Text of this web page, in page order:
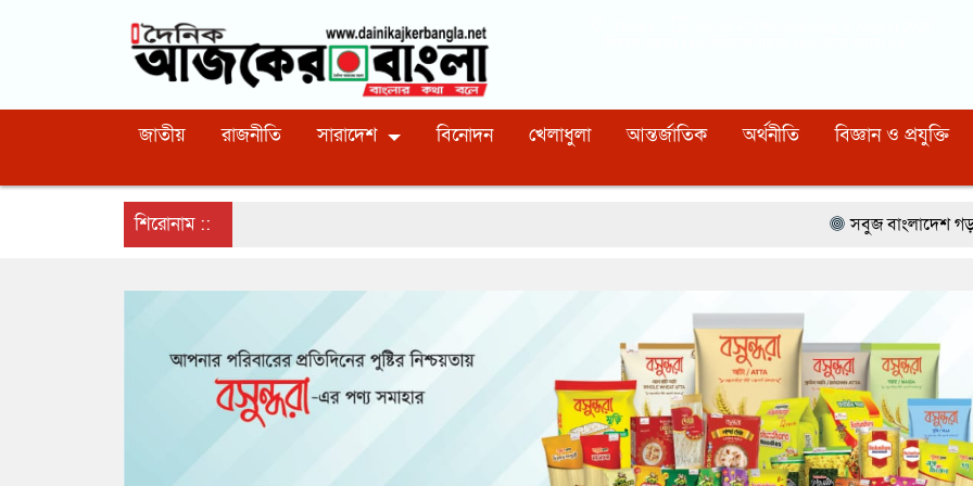
জাতীয় রাজনীতি সারাদেশ বিনোদন খেলাধুলা আন্তর্জাতিক অর্থনীতি বিজ্ঞান ও প্রযুক্তি
শিরোনাম :: সবুজ বাংলাদেশ গড়ার প্রত্যয়ে সিলেটে